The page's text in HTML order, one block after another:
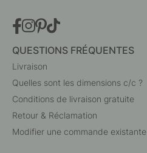
QUESTIONS FRÉQUENTES
Livraison
Quelles sont les dimensions c/c ?
Conditions de livraison gratuite
Retour & Réclamation
Modifier une commande existante